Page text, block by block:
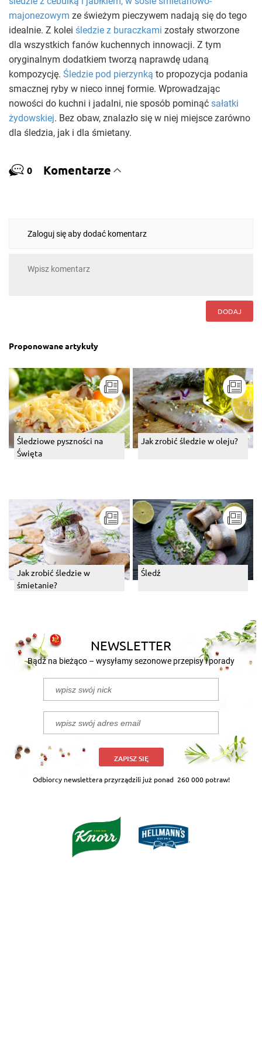
majonezowym ze świeżym pieczywem nadają się do tego
idealnie. Z kolei śledzie z buraczkami zostały stworzone
dla wszystkich fanów kuchennych innowacji. Z tym
oryginalnym dodatkiem tworzą naprawdę udaną
kompozycję. Śledzie pod pierzynką to propozycja podania
smacznej ryby w nieco innej formie. Wprowadzając
nowości do kuchni i jadalni, nie sposób pominąć sałatki
żydowskiej. Bez obaw, znalazło się w niej miejsce zarówno
dla śledzia, jak i dla śmietany.
0 Komentarze
Zaloguj się aby dodać komentarz
DODAJ
Proponowane artykuły
Śledziowe pyszności na
Święta
Jak zrobić śledzie w oleju?
Jak zrobić śledzie w
śmietanie?
Śledź
NEWSLETTER
Bądź na bieżąco – wysyłamy sezonowe przepisy i porady
ZAPISZ SIĘ
Odbiorcy newslettera przyrządzili już ponad 260 000 potraw!